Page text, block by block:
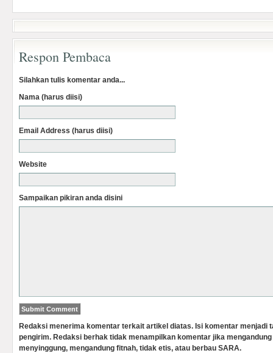
Respon Pembaca
Silahkan tulis komentar anda...
Nama (harus diisi)
Email Address (harus diisi)
Website
Sampaikan pikiran anda disini
Redaksi menerima komentar terkait artikel diatas. Isi komentar menjadi
pengirim. Redaksi berhak tidak menampilkan komentar jika
menyinggung, mengandung fitnah, tidak etis, atau berbau SARA.